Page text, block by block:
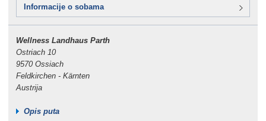
Informacije o sobama
Wellness Landhaus Parth
Ostriach 10
9570 Ossiach
Feldkirchen - Kärnten
Austrija
Opis puta